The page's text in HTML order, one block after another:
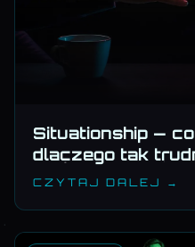
Situationship —
dlaczego tak
CZYTAJ DALEJ →